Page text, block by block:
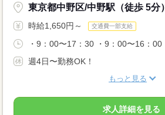
東京都中野区/中野駅（徒歩 5分）
時給1,650円～ 交通費一部支給
・9：00〜17：30 ・9：00〜16：00
週4日〜勤務OK！
もっと見る
求人詳細を見る